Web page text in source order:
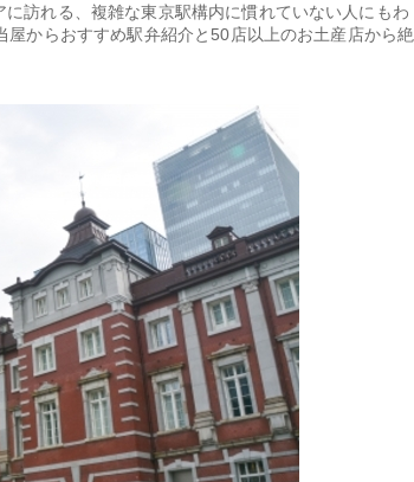
訪れる、複雑な東京駅構内に慣れていない人にもわ
からおすすめ駅弁紹介と50店以上のお土産店から絶